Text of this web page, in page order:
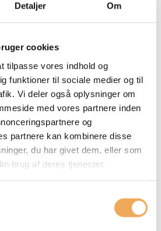
Detaljer Om
cookies
tilpasse vores indhold og
funktioner til sociale medier og til
Vi deler også oplysninger om
med vores partnere inden
og
partnere kan kombinere disse
du har givet dem, eller som
brug af deres tjenester.
adskiller sig ofte fra den,
kvalitetsniveauer. Her kan der
information om produktets
traditionelle dokumenter som
kan være svære at opnå, hvis
projekter.